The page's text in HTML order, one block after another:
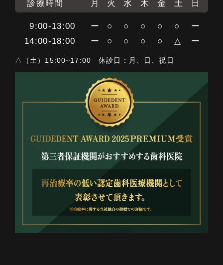
診療時間 月 火 水 木 金 土 日
9:00-13:00 ー ○ ○ ○ ○ ○
ー
14:00-18:00
ー ○ ○ ○ ○ △ ー
△（土）15:00~17:00 休診日：月、日、祝日